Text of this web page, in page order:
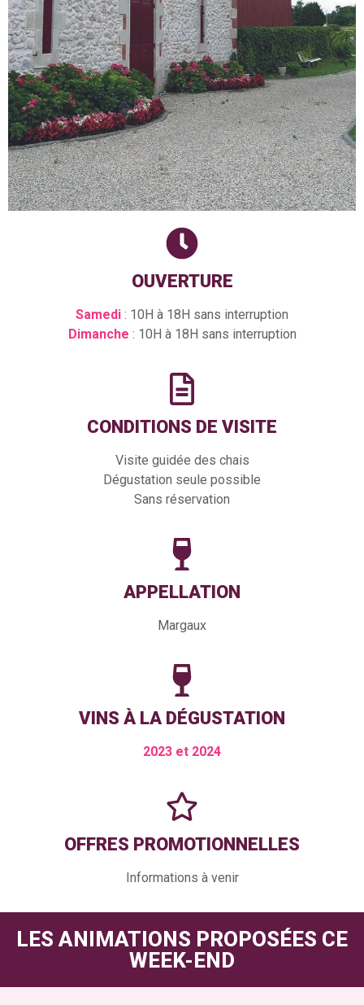
OUVERTURE
Samedi : 10H à 18H sans interruption
Dimanche : 10H à 18H sans interruption
CONDITIONS DE VISITE
Visite guidée des chais
Dégustation seule possible
Sans réservation
APPELLATION
Margaux
VINS À LA DÉGUSTATION
2023 et 2024
OFFRES PROMOTIONNELLES
Informations à venir
LES ANIMATIONS PROPOSÉES CE
WEEK-END